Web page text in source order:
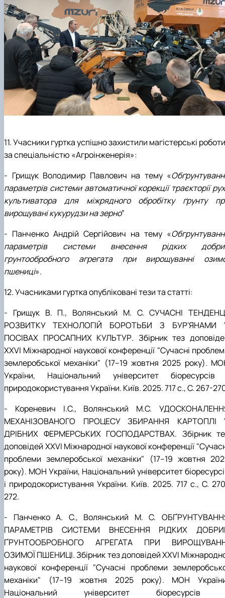
11. Учасники гуртка успішно захистили магістерські роботи
за спеціальністю «Агроінженерія»:
- Грищук Володимир Павлович на тему «
параметрів системи автоматичної корекції траєкторії
культиватора для міжрядного обробітку ґрунту
вирощувані кукурудзи на зерно”
- Панченко Андрій Сергійович на тему «
параметрів системи внесення рідких
грунтообробного агрегата при вирощуванні
пшениці».
12. Учасниками гуртка опубліковані тези та статті:
- Грищук В. П., Волянський М. С. СУЧАСНІ
РОЗВИТКУ ТЕХНОЛОГІЙ БОРОТЬБИ З БУР'ЯНАМИ
ПОСІВАХ ПРОСАПНИХ КУЛЬТУР. Збірник тез
XХVІ Міжнародної наукової конференції "Сучасні
землеробської механіки" (17–19 жовтня 2025 року).
України, Національний університет біоресурсів
природокористування України. Київ. 2025. 717 с., С. 267-
- Кореневич І.С., Волянський М.С.
МЕХАНІЗОВАНОГО ПРОЦЕСУ ЗБИРАННЯ КАРТОПЛІ
ДРІБНИХ ФЕРМЕРСЬКИХ ГОСПОДАРСТВАХ. Збірник
доповідей XХVІ Міжнародної наукової конференції
проблеми землеробської механіки" (17–19 жовтня
року). МОН України, Національний університет
і природокористування України. Київ. 2025. 717 с., С.
272.
- Панченко А. С., Волянський М. С.
ПАРАМЕТРІВ СИСТЕМИ ВНЕСЕННЯ РІДКИХ
ҐРУНТООБРОБНОГО АГРЕГАТА ПРИ
ОЗИМОЇ ПШЕНИЦІ. Збірник тез доповідей XХVІ
наукової конференції "Сучасні проблеми
механіки" (17–19 жовтня 2025 року). МОН
Національний університет біоресурсів